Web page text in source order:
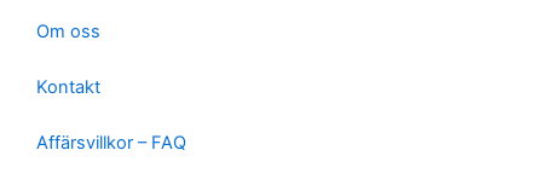
Om oss
Kontakt
Affärsvillkor – FAQ